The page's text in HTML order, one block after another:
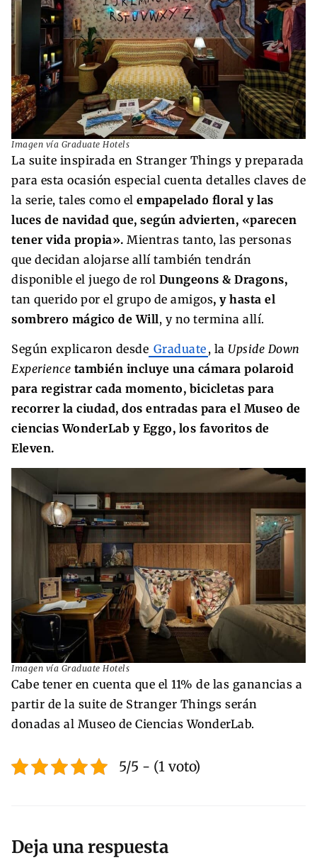
Imagen vía Graduate Hotels
La suite inspirada en Stranger Things y preparada
para esta ocasión especial cuenta detalles claves de
la serie, tales como el empapelado floral y las
luces de navidad que, según advierten, «parecen
tener vida propia». Mientras tanto, las personas
que decidan alojarse allí también tendrán
disponible el juego de rol Dungeons & Dragons,
tan querido por el grupo de amigos, y hasta el
sombrero mágico de Will, y no termina allí.
Según explicaron desde Graduate , la Upside Down
Experience también incluye una cámara polaroid
para registrar cada momento, bicicletas para
recorrer la ciudad, dos entradas para el Museo de
ciencias WonderLab y Eggo, los favoritos de
Eleven.
Imagen vía Graduate Hotels
Cabe tener en cuenta que el 11% de las ganancias a
partir de la suite de Stranger Things serán
donadas al Museo de Ciencias WonderLab.
5/5 - (1 voto)
Deja una respuesta